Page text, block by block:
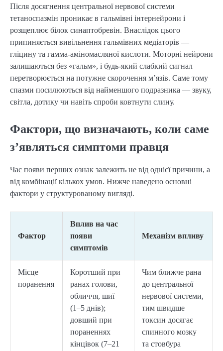
Після досягнення центральної нервової системи
тетаноспазмін проникає в гальмівні інтернейрони і
розщеплює білок синаптобревін. Внаслідок цього
припиняється вивільнення гальмівних медіаторів —
гліцину та гамма-аміномасляної кислоти. Моторні нейрони
залишаються без «гальм», і будь-який слабкий сигнал
перетворюється на потужне скорочення м’язів. Саме тому
спазми посилюються від найменшого подразника — звуку,
світла, дотику чи навіть спроби ковтнути слину.
Фактори, що визначають, коли саме
з’являться симптоми правця
Час появи перших ознак залежить не від однієї причини, а
від комбінації кількох умов. Нижче наведено основні
фактори у структурованому вигляді.
Фактор
Вплив на час
появи
симптомів
Механізм впливу
Місце
поранення
Коротший при
ранах голови,
обличчя, шиї
(1–5 днів);
довший при
пораненнях
кінцівок (7–21
Чим ближче рана
до центральної
нервової системи,
тим швидше
токсин досягає
спинного мозку
та стовбура